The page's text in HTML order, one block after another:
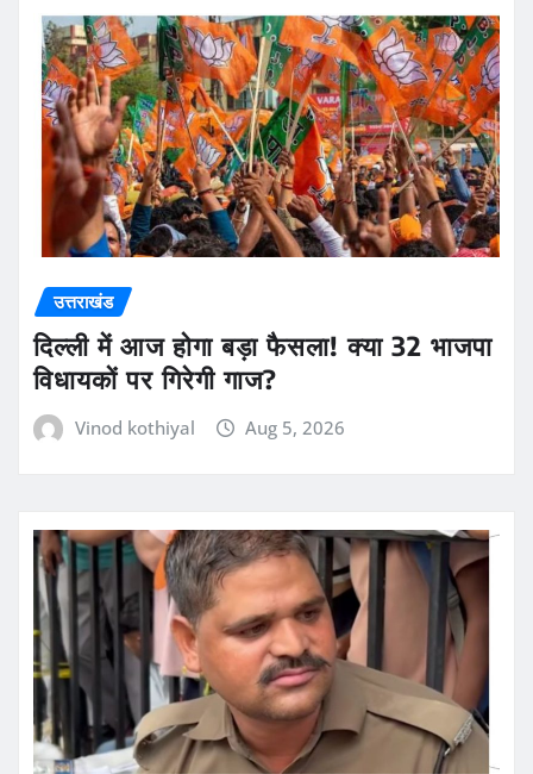
उत्तराखंड
दिल्ली में आज होगा बड़ा फैसला! क्या 32 भाजपा
विधायकों पर गिरेगी गाज?
Vinod kothiyal Aug 5, 2026